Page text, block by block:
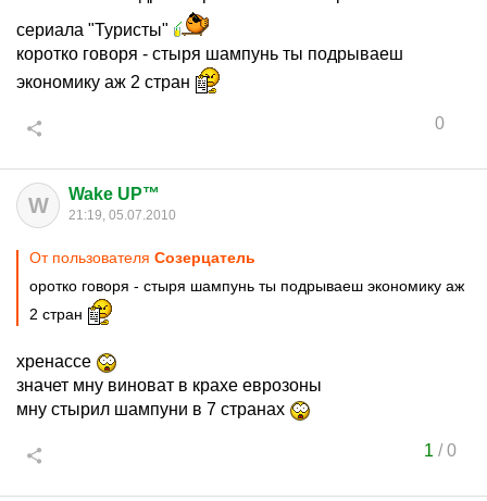
сериала "Туристы"
коротко говоря - стыря шампунь ты подрываеш
экономику аж 2 стран
0
W Wake UP™
21:19, 05.07.2010
От пользователя Созерцатель
оротко говоря - стыря шампунь ты подрываеш экономику аж
2 стран
хренассе
значет мну виноват в крахе еврозоны
мну стырил шампуни в 7 странах
1 /0